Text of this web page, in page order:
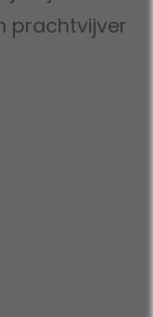
prachtvijver